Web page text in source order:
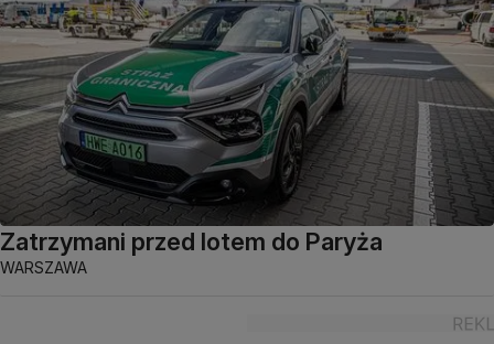
Zatrzymani przed lotem do Paryża
WARSZAWA